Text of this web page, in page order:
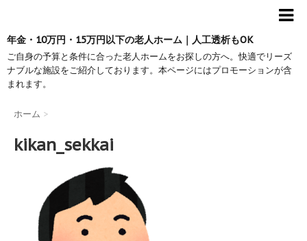
年金・10万円・15万円以下の老人ホーム｜人工透析もOK
ご自身の予算と条件に合った老人ホームをお探しの方へ。快適でリーズ
ナブルな施設をご紹介しております。本ページにはプロモーションが含
まれます。
ホーム >
kikan_sekkai